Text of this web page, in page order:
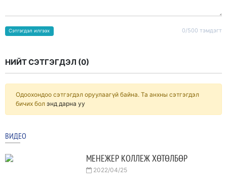
0/500 тэмдэгт
Сэтгэгдэл илгээх
НИЙТ СЭТГЭГДЭЛ (0)
Одоохондоо сэтгэгдэл оруулаагүй байна. Та анхны сэтгэгдэл
бичих бол энд дарна уу
ВИДЕО
МЕНЕЖЕР КОЛЛЕЖ ХӨТӨЛБӨР
2022/04/25